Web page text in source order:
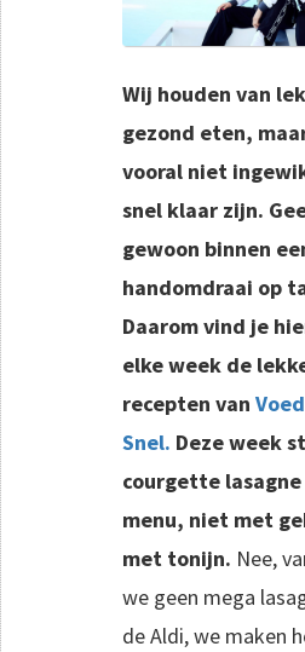
Wij houden van
gezond eten,
vooral niet
snel klaar zijn.
gewoon binnen
handomdraai op
Daarom vind je
elke week de
recepten van
Snel. Deze week
courgette
menu, niet met
met tonijn. Nee,
we geen mega
de Aldi, we maken